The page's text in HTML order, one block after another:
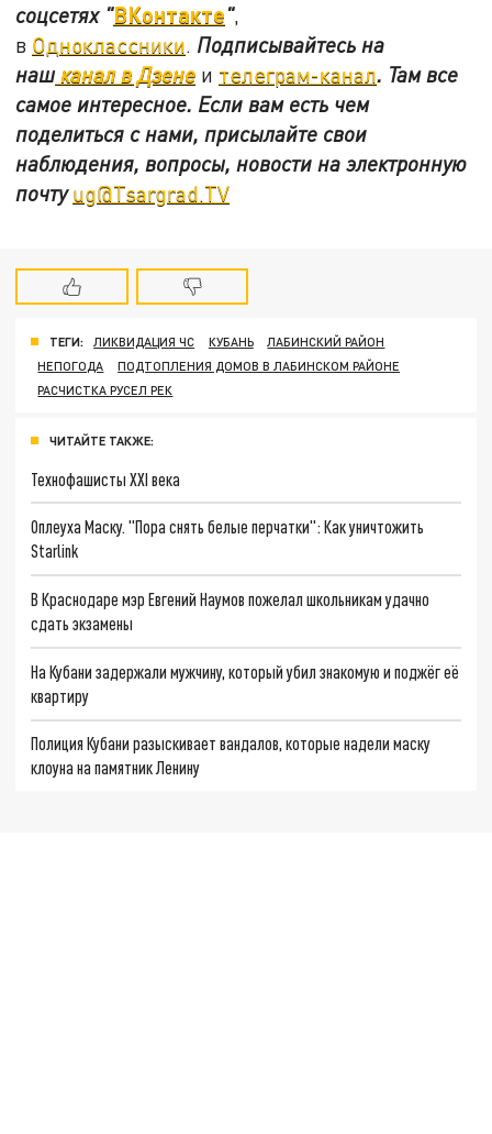
соцсетях "ВКонтакте",
в Одноклассники. Подписывайтесь на
нашканал в Дзене и телеграм-канал. Там все
самое интересное. Если вам есть чем
поделиться с нами, присылайте свои
наблюдения, вопросы, новости на электронную
почтуug@Tsargrad.TV
ТЕГИ: ЛИКВИДАЦИЯ ЧС КУБАНЬ
ЛАБИНСКИЙ РАЙОН
НЕПОГОДА
ПОДТОПЛЕНИЯ ДОМОВ В ЛАБИНСКОМ РАЙОНЕ
РАСЧИСТКА РУСЕЛ РЕК
ЧИТАЙТЕ ТАКЖЕ:
Технофашисты XXI века
Оплеуха Маску. "Пора снять белые перчатки": Как уничтожить
Starlink
В Краснодаре мэр Евгений Наумов пожелал школьникам удачно
сдать экзамены
На Кубани задержали мужчину, который убил знакомую и поджёг её
квартиру
Полиция Кубани разыскивает вандалов, которые надели маску
клоуна на памятник Ленину